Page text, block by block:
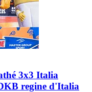
3x3 Italia
regine d'Italia